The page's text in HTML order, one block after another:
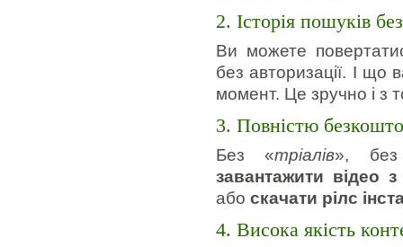
2. Історія пошуків
Ви можете
без авторизації. І що
момент. Це зручно і з
3. Повністю
Без «тріалів», без
завантажити відео з
або скачати рілс
4. Висока якість